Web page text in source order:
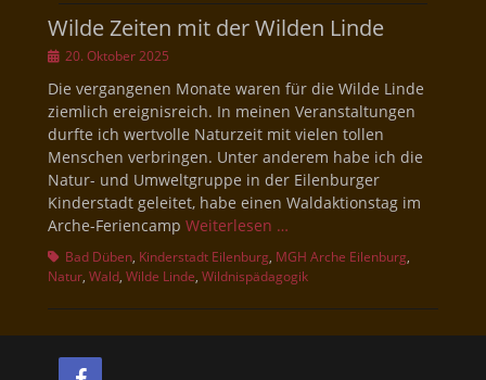
Wilde Zeiten mit der Wilden Linde
Veröffentlicht
20. Oktober 2025
Die vergangenen Monate waren für die Wilde Linde
ziemlich ereignisreich. In meinen Veranstaltungen
durfte ich wertvolle Naturzeit mit vielen tollen
Menschen verbringen. Unter anderem habe ich die
Natur- und Umweltgruppe in der Eilenburger
Kinderstadt geleitet, habe einen Waldaktionstag im
Arche-Feriencamp Weiterlesen …
Schlagworte
Bad Düben, Kinderstadt Eilenburg, MGH Arche Eilenburg,
Natur, Wald, Wilde Linde, Wildnispädagogik